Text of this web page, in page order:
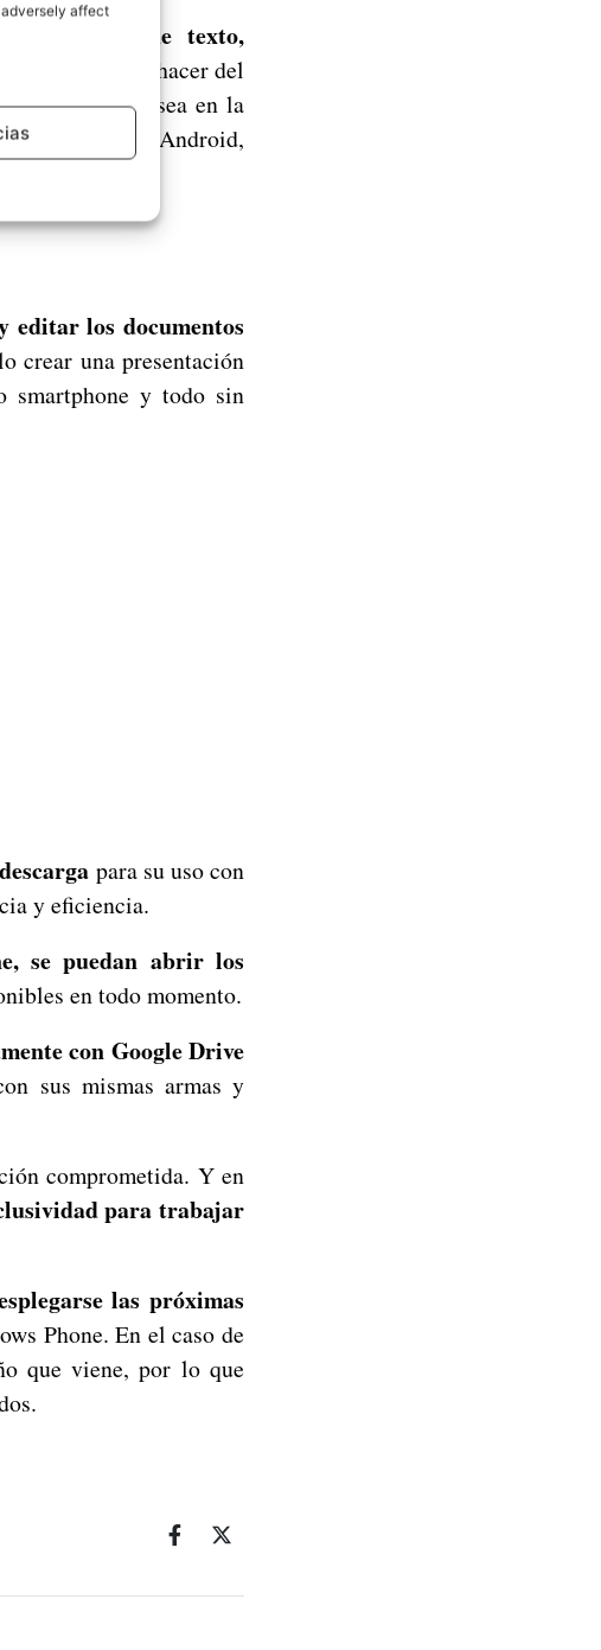
affect
de texto,
que busca hacer del
intuitiva, ya sea en la
presente en Android,
editar los documentos
crear una presentación
smartphone y todo sin
para su uso con
y eficiencia.
se puedan abrir los
en todo momento.
con Google Drive
sus mismas armas y
comprometida. Y en
para trabajar
las próximas
Phone. En el caso de
que viene, por lo que